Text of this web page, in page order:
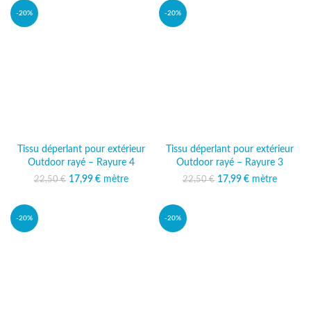
-20%
Tissu déperlant pour extérieur
Outdoor rayé – Rayure 4
22,50€ Le prix initial était :
17,99 €
Le prix
mètre
-20%
Tissu déperlant pour extérieur
Outdoor rayé – Rayure 3
22,50€ Le prix initial était :
17,99 €
Le prix
mètre
-20% -20%